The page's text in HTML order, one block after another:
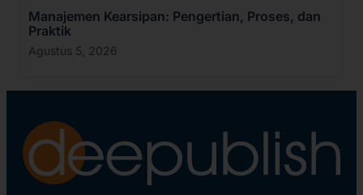
Manajemen Kearsipan: Pengertian, Proses, dan
Praktik
Agustus 5, 2026